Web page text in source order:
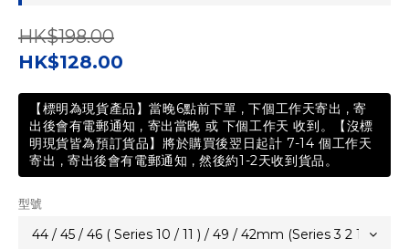
HK$198.00
HK$128.00
【標明為現貨產品】當晚6點前下單 , 下個工作天寄出 , 寄
出後會有電郵通知 , 寄出當晚 或 下個工作天 收到。【沒標
明現貨皆為預訂貨品】將於購買後翌日起計 7-14 個工作天
寄出 , 寄出後會有電郵通知 , 然後約1-2天收到貨品。
型號